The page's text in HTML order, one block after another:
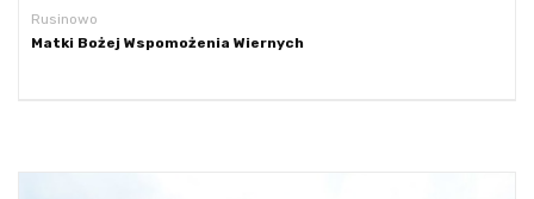
Rusinowo
Matki Bożej Wspomożenia Wiernych